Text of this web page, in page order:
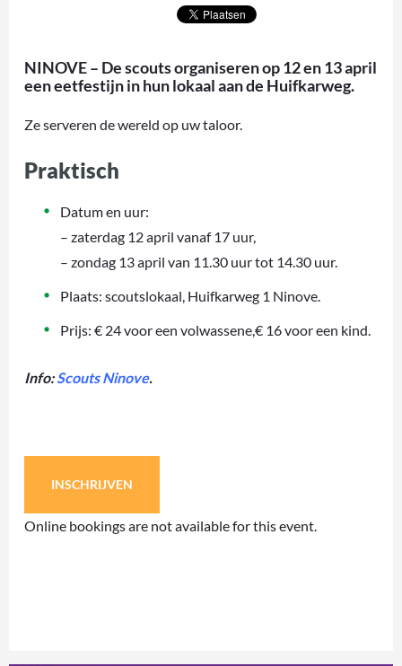
NINOVE – De scouts organiseren op 12 en 13 april
een eetfestijn in hun lokaal aan de Huifkarweg.
Ze serveren de wereld op uw taloor.
Praktisch
Datum en uur:
– zaterdag 12 april vanaf 17 uur,
– zondag 13 april van 11.30 uur tot 14.30 uur.
Plaats: scoutslokaal, Huifkarweg 1 Ninove.
Prijs: € 24 voor een volwassene,€ 16 voor een kind.
Info:Scouts Ninove.
INSCHRIJVEN
Online bookings are not available for this event.